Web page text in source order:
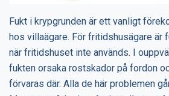
Fukt i krypgrunden är ett vanligt
hos villaägare. För fritidshusägare är
när fritidshuset inte används. I
fukten orsaka rostskador på fordon
förvaras där. Alla de här problemen